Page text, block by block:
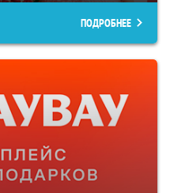
ПОДРОБНЕЕ